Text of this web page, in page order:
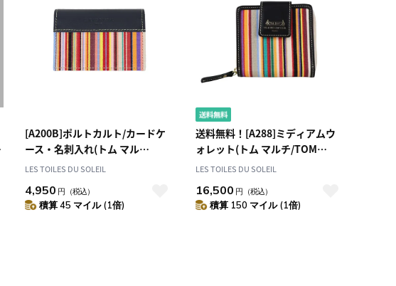
レビュー件数（多い
順）
レビュー評価（高い
順）
価格（安い順）
価格（高い順）
[A200B]ポルトカルト/カードケ
ース・名刺入れ(トム マル
チ/TOM Multi) カードホルダー
LES TOILES DU SOLEIL
4,950 円 （税込）
積算 45 マイル (1倍)
送料無料！[A288]ミディアムウ
ォレット(トム マルチ/TOM
Multi) 二つ折り財布
LES TOILES DU SOLEIL
16,500 円 （税込）
積算 150 マイル (1倍)